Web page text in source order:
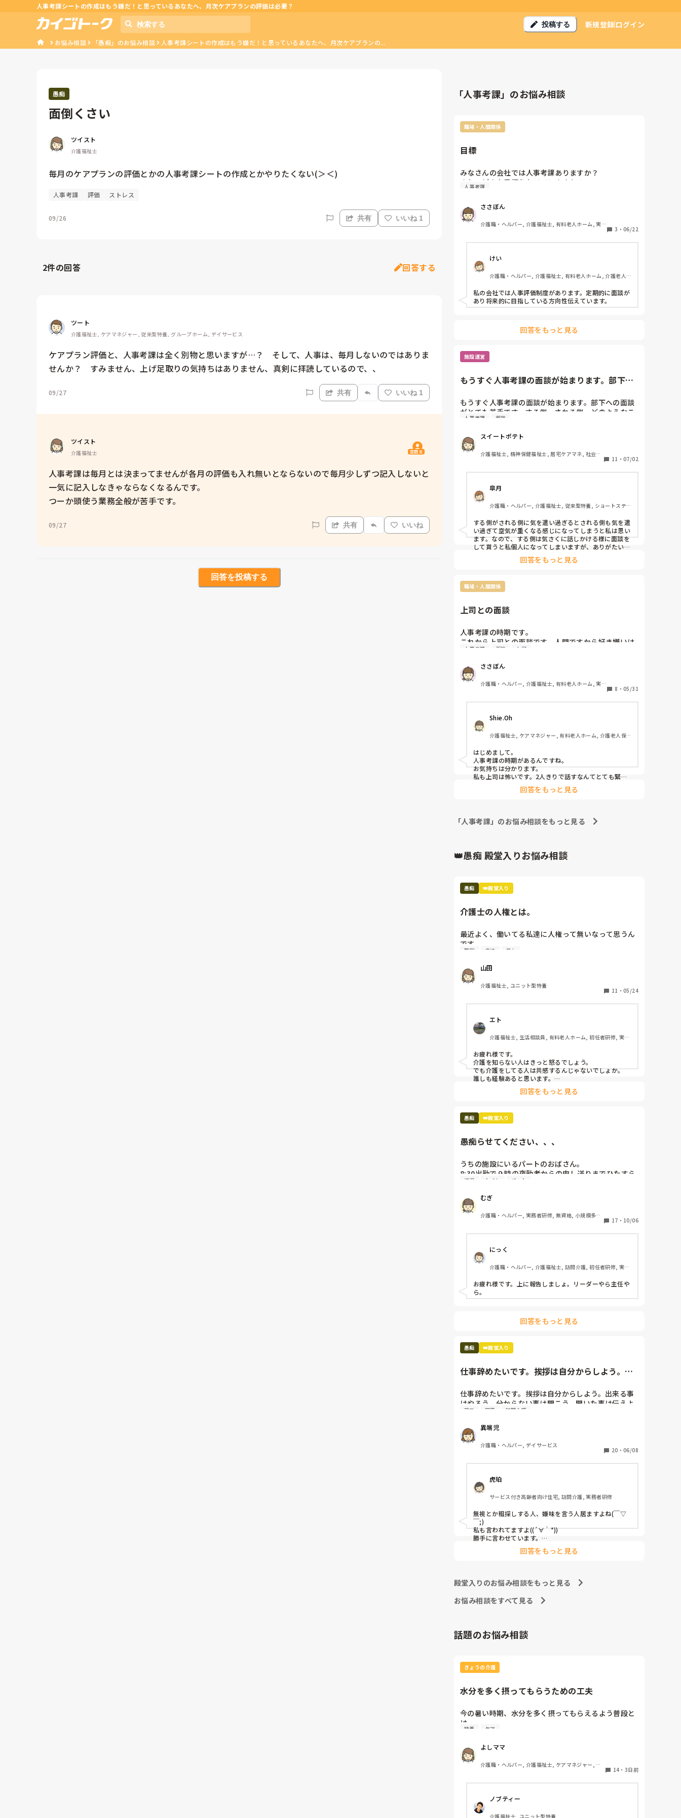
人事考課シートの作成はもう嫌だ！と思っているあなたへ、月次ケアプランの評価は必要？
投稿する 新規登録ログイン
お悩み相談 「愚痴」のお悩み相談 人事考課シートの作成はもう嫌だ！と思っているあなたへ、月次ケアプランの...
愚痴
面倒くさい
ツイスト
介護福祉士
人事考課 評価 ストレス
09/26 共有 いいね 1
2件の回答 回答する
ツート
介護福祉士, ケアマネジャー, 従来型特養, グループホーム, デイサービス
ケアプラン評価と、人事考課は全く別物と思いますが…？　そして、人事は、毎月しないのではありま
せんか？　すみません、上げ足取りの気持ちはありません、真剣に拝読しているので、、
09/27 共有 いいね 1
ツイスト
介護福祉士 質問主
人事考課は毎月とは決まってませんが各月の評価も入れ無いとならないので毎月少しずつ記入しないと
一気に記入しなきゃならなくなるんです。
つーか頭使う業務全般が苦手です。
09/27 共有 いいね
回答を投稿する
「人事考課」のお悩み相談
職場・人間関係
目標
みなさんの会社では人事考課ありますか？
また、どんな目標をたてていますか？
人事考課
ささぼん
介護職・ヘルパー, 介護福祉士, 有料老人ホーム, 実務
3 ・ 06/22
けい
介護職・ヘルパー, 介護福祉士, 有料老人ホーム, 介護老人
リハ
私の会社では人事評価制度があります。定期的に面談が
あり将来的に目指している方向性伝えています。
回答をもっと見る
施設運営
もうすぐ人事考課の面談が始まります。部下へ
もうすぐ人事考課の面談が始まります。部下への面談
がとても苦手です。する側、される側、どのようなこ
人事考課 面談
スイートポテト
介護福祉士, 精神保健福祉士, 居宅ケアマネ, 社会福
11 ・ 07/02
皐月
介護職・ヘルパー, 介護福祉士, 従来型特養, ショートステ
する側がされる側に気を遣い過ぎるとされる側も気を遣
い過ぎて空気が重くなる感じになってしまうと私は思い
ます。なので、する側は気さくに話しかける様に面談を
して貰うと私個人になってしまいますが、ありがたいで
す。あと、言いたいことは遠回しにし言わずに簡潔に聞
いてほしいとされる側としてはありがたい気がします。
回答をもっと見る
職場・人間関係
上司との面談
人事考課の時期です。
これから上司との面談です。人間ですから好き嫌いは
あると思いますが、そんな上司との面談は怖いです↓
人事考課 面談 上司
ささぼん
介護職・ヘルパー, 介護福祉士, 有料老人ホーム, 実務
8 ・ 05/31
Shie.Oh
介護福祉士, ケアマネジャー, 有料老人ホーム, 介護老人保
はじめまして。
人事考課の時期があるんですね。
お気持ちは分かります。
私も上司は怖いです。2人きりで話すなんてとても緊張
面談頑張って下さい。回答をもっと見る
「人事考課」のお悩み相談をもっと見る
👑愚痴 殿堂入りお悩み相談
愚痴 👑殿堂入り
介護士の人権とは。
最近よく、働いてる私達に人権って無いなって思うん
です。
ても
キチガイと言われても、アホだのバカだと言われて
も、助けて貰えない
介助前に「〇〇しますね。〇〇していいですか。」と
でも、何をされているのか理解出来ていないから、私
達が虐待しているかのように騒ぐ
被害妄想をされ、上の者を呼べ、警察を呼べ、先生を
呼べ、と。
私達は、
押さえつけたり叩いたりつねったりしたら身体的虐待
キチガイだのバカだのアホだの言ったら精神的虐待だ
介助しなかったから介護放棄だと言われ
訴えられる
利用者は、
そういう病気だから、そういう性格だからと
守られる
こっちの方がよっぽど虐待受けてるよ。
こんなこと言ったらまた怒られますか？
警察 虐待 暴力
山田
介護福祉士, ユニット型特養
11 ・ 05/24
エト
介護福祉士, 生活相談員, 有料老人ホーム, 初任者研修, 実務
お疲れ様です。
介護を知らない人はきっと怒るでしょう。
でも介護をしてる人は共感するんじゃないでしょか。
誰しも経験あると思います。
介護者はそれが仕事だし、プロであるから対応するのが
当たり前と思われると思いますね。
ロボロのことあります。
回答をもっと見る
愚痴 👑殿堂入り
愚痴らせてください、、、
うちの施設にいるパートのおばさん。
8:30出勤で９時の夜勤者からの申し送りまでひたすら
おしゃべり。
ならやってよね！！」と夜勤者に言っている。（私も
言われる。）
あなたが喋っている３０分でやれるのでは？？？
送迎表も自分が作らないと気が済まないのか、他の人
なように）変えている。
そして日中もひたすらおしゃべり。トイレ誘導もせ
この人がいるのに仕事が大変なら、いなくて大変の方
がましなんですけどー！！！！
送迎 トイレ パート
むぎ
介護職・ヘルパー, 実務者研修, 無資格, 小規模多機
17 ・ 10/06
にっく
介護職・ヘルパー, 介護福祉士, 訪問介護, 初任者研修, 実務
お疲れ様です。上に報告しましょ。リーダーやら主任や
ら。
回答をもっと見る
愚痴 👑殿堂入り
仕事辞めたいです。挨拶は自分からしよう。出
仕事辞めたいです。挨拶は自分からしよう。出来る事
はやろう。分からない事は聞こう。聞いた事は伝えよ
う。失敗、迷惑かけたら謝ろう。助けてもらったら感
謝しよう。常にそれを頭に入れて働いてます。しかし
職場で嫌われているので挨拶しても無視。出来る事を
すれば粗探し。分からない事を聞けばそんな事も分か
らないの？聞いた事を伝えたら反感をかう。毎日毎日
謝って毎日毎日感謝の言葉を伝えている。明らかに同
る同僚。私が失敗したら一気に空気が悪くなり口も聞
いてもらえない。自分が可愛げがないのも分かってい
ます。しかし仕事なのでそれはそれ。可愛げがあろう
となかろうと利用者さんには関係ない事。利用者さん
から苦情があったならまだしも未だに無し。同じ職場
で働く仲間なので打ち解けなければならないと思って
いますが無視されて陰口叩かれているの分かっている
のにこれ以上何を私はすればいいですか。辞めたいで
す、でもここで辞めるのも癪です。しっぽ巻いて逃げ
も知ってか知らずか放置。しんどい。
陰口 同僚 訪問介護
異端児
介護職・ヘルパー, デイサービス
20 ・ 06/08
虎珀
サービス付き高齢者向け住宅, 訪問介護, 実務者研修
無視とか粗探しする人、嫌味を言う人居ますよね(￣▽
￣;)
私も言われてますよ((´∀｀*))
勝手に言わせています。
相手にするだけ時間の無駄ですしね。
そんな人を相手にするよりプライベートを充実して人生
ちよ。
まぁ、陰口とか言う人に限って対象相手が辞めて仕事に
回答をもっと見る
殿堂入りのお悩み相談をもっと見る
お悩み相談をすべて見る
話題のお悩み相談
きょうの介護
水分を多く摂ってもらうための工夫
今の暑い時期、水分を多く摂ってもらえるよう普段と
は
違う工夫等をされている事を教えてください。
特養 ケア
よしママ
介護職・ヘルパー, 介護福祉士, ケアマネジャー, 従
14 ・ 3日前
ノブティー
介護福祉士, ユニット型特養